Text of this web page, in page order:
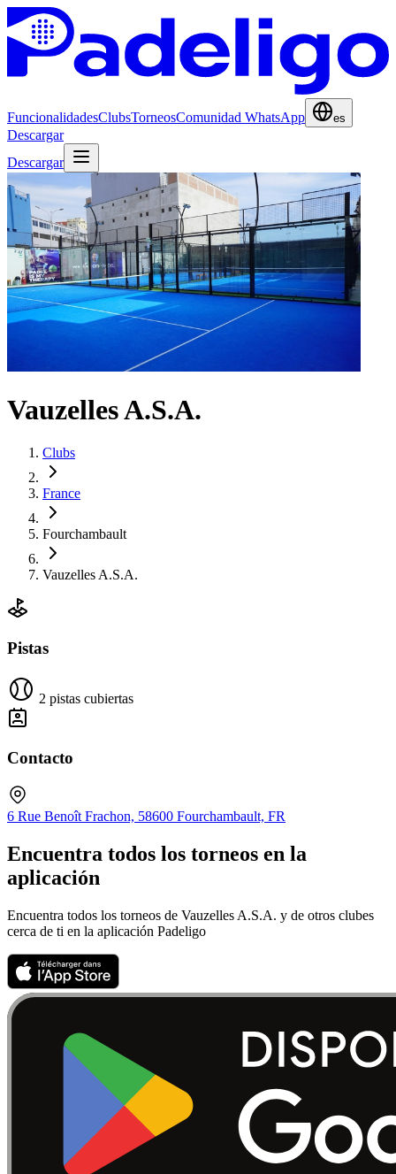
FuncionalidadesClubsTorneosComunidad WhatsApp es
Descargar
Descargar
Vauzelles A.S.A.
Clubs
France
Fourchambault
Vauzelles A.S.A.
Pistas
2 pistas cubiertas
Contacto
6 Rue Benoît Frachon, 58600 Fourchambault, FR
Encuentra todos los torneos en la
aplicación
Encuentra todos los torneos de Vauzelles A.S.A. y de otros clubes
cerca de ti en la aplicación Padeligo